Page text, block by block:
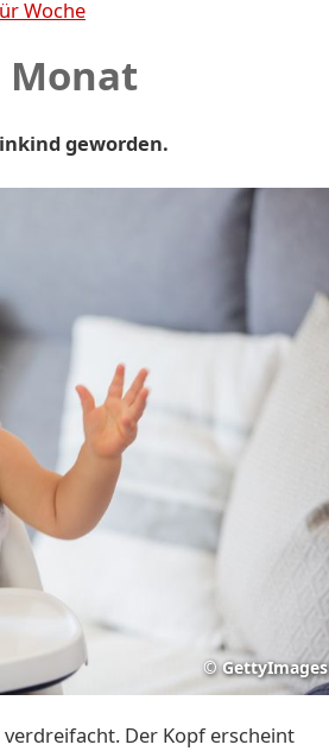
Woche
Monat
geworden.
© GettyImages
Der Kopf erscheint